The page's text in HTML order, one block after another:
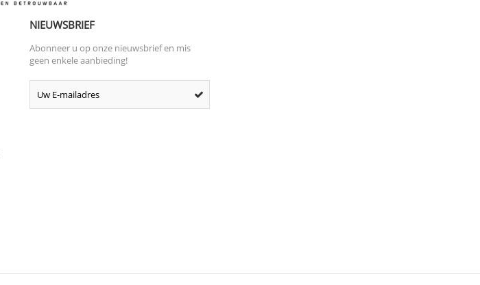
NIEUWSBRIEF
Abonneer u op onze nieuwsbrief en mis
geen enkele aanbieding!